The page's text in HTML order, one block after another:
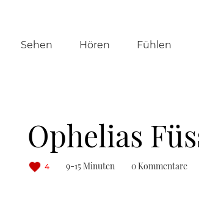
Sehen Hören Fühlen
Ophelias
4 9-15 Minuten 0 Kommentare